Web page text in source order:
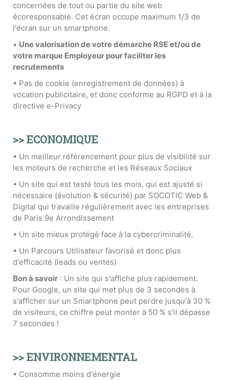
concernées de tout ou partie du site web
écoresponsable. Cet écran occupe maximum 1/3 de
l'écran sur un smartphone.
• Une valorisation de votre démarche RSE et/ou de
votre marque Employeur pour faciliter les
recrutements
• Pas de cookie (enregistrement de données) à
vocation publicitaire, et donc conforme au RGPD et à la
directive e-Privacy
>> ECONOMIQUE
• Un meilleur référencement pour plus de visibilité sur
les moteurs de recherche et les Réseaux Sociaux
• Un site qui est testé tous les mois, qui est ajusté si
nécessaire (évolution & sécurité) par SOCOTIC Web &
Digital qui travaille régulièrement avec les entreprises
de Paris 9e Arrondissement
• Un site mieux protégé face à la cybercriminalité.
• Un Parcours Utilisateur favorisé et donc plus
d'efficacité (leads ou ventes)
Bon à savoir : Un site qui s'affiche plus rapidement.
Pour Google, un site qui met plus de 3 secondes à
s'afficher sur un Smartphone peut perdre jusqu'à 30 %
de visiteurs, ce chiffre peut monter à 50 % s'il dépasse
7 secondes !
>> ENVIRONNEMENTAL
• Consomme moins d'énergie